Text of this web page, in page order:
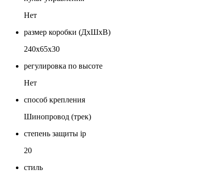
Нет
размер коробки (ДхШхВ)
240х65х30
регулировка по высоте
Нет
способ крепления
Шинопровод (трек)
степень защиты ip
20
стиль